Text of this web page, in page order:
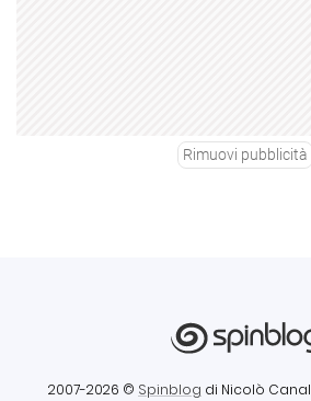
Rimuovi pubblicità
2007-2026 © Spinblog di Nicolò Canal